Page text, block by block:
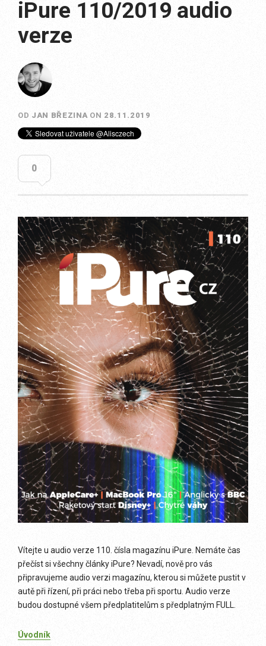
iPure 110/2019 audio
verze
OD JAN BŘEZINA ON 28.11.2019
0
Vítejte u audio verze 110. čísla magazínu iPure. Nemáte čas
přečíst si všechny články iPure? Nevadí, nově pro vás
připravujeme audio verzi magazínu, kterou si můžete pustit v
autě při řízení, při práci nebo třeba při sportu. Audio verze
budou dostupné všem předplatitelům s předplatným FULL.
Úvodník